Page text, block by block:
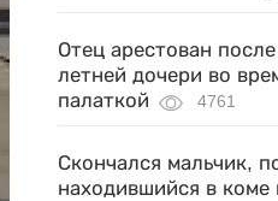
Отец арестован
летней дочери во
палаткой
4761
Скончался мальчик,
находившийся в коме